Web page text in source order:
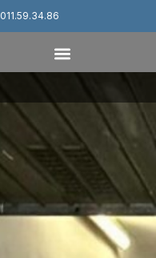
011.59.34.86